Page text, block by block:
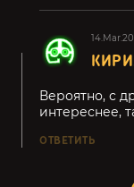
Вероятно, с
интереснее,
ОТВЕТИТЬ